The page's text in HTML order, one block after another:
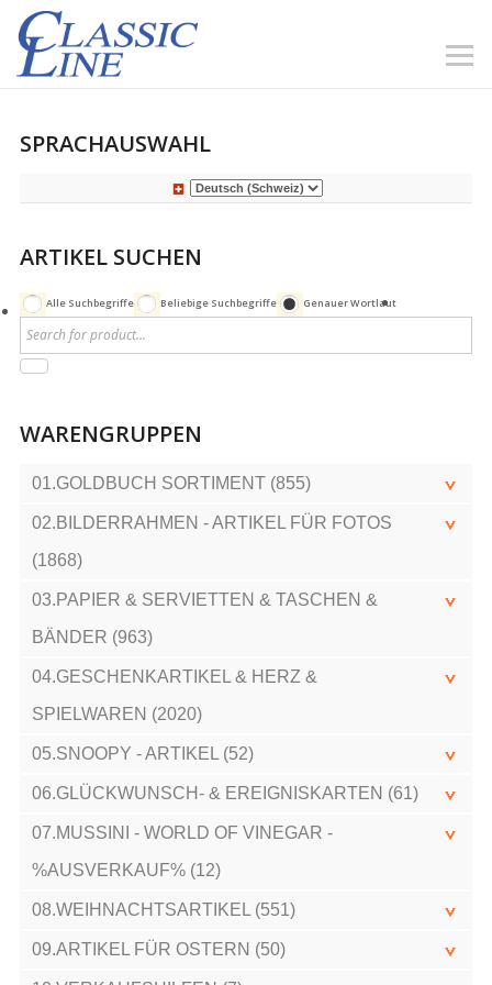
SPRACHAUSWAHL
ARTIKEL SUCHEN
Alle Suchbegriffe Beliebige Suchbegriffe Genauer Wortlaut
WARENGRUPPEN
01.GOLDBUCH SORTIMENT (855)
02.BILDERRAHMEN - ARTIKEL FÜR FOTOS
(1868)
03.PAPIER & SERVIETTEN & TASCHEN &
BÄNDER (963)
04.GESCHENKARTIKEL & HERZ &
SPIELWAREN (2020)
05.SNOOPY - ARTIKEL (52)
06.GLÜCKWUNSCH- & EREIGNISKARTEN (61)
07.MUSSINI - WORLD OF VINEGAR -
%AUSVERKAUF% (12)
08.WEIHNACHTSARTIKEL (551)
09.ARTIKEL FÜR OSTERN (50)